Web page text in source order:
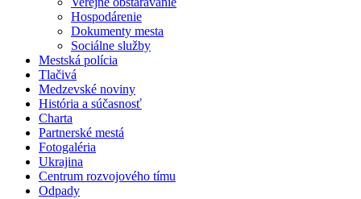
Hospodárenie
Dokumenty mesta
Sociálne služby
Mestská polícia
Tlačivá
Medzevské noviny
História a súčasnosť
Charta
Partnerské mestá
Fotogaléria
Ukrajina
Centrum rozvojového tímu
Odpady